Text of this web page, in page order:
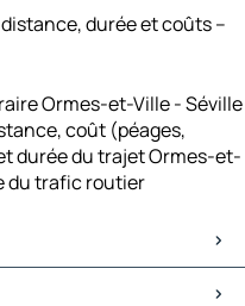
durée et coûts –
Ormes-et-Ville - Séville
coût (péages,
durée du trajet Ormes-et-
du trafic routier